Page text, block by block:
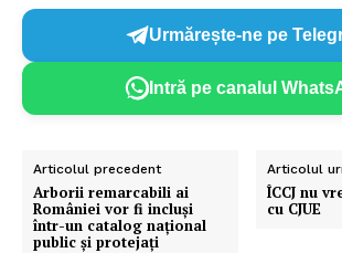
Urmărește-ne pe
Intră pe canalul
Articolul precedent
Arborii remarcabili ai
României vor fi incluși
într-un catalog național
public și protejați
Articolul
ÎCCJ nu
cu CJUE